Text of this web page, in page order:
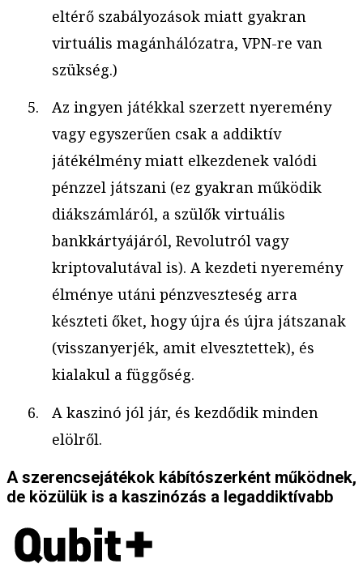
eltérő szabályozások miatt gyakran
virtuális magánhálózatra, VPN-re van
szükség.)
Az ingyen játékkal szerzett nyeremény
vagy egyszerűen csak a addiktív
játékélmény miatt elkezdenek valódi
pénzzel játszani (ez gyakran működik
diákszámláról, a szülők virtuális
bankkártyájáról, Revolutról vagy
kriptovalutával is). A kezdeti nyeremény
élménye utáni pénzveszteség arra
készteti őket, hogy újra és újra játszanak
(visszanyerjék, amit elvesztettek), és
kialakul a függőség.
A kaszinó jól jár, és kezdődik minden
elölről.
A szerencsejátékok kábítószerként működnek,
de közülük is a kaszinózás a legaddiktívabb